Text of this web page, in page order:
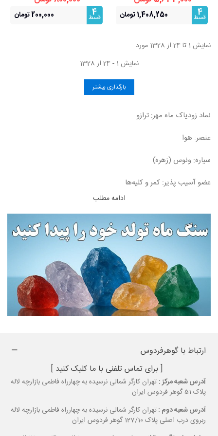
عاطفی
4
قسط 1,408,250 تومان
4
قسط 200,000 تومان
نمایش 1 تا 24 از 1328 مورد
نمایش 1 - 24 از 1328
بارگذاری بیشتر
نماد زودیاک ماه مهر: ترازو
عنصر: هوا
سیاره: ونوس (زهره)
عضو آسیب پذیر: کمر و کلیه‌ها
اعداد شانس: 6 و 9
رنگ: آبی و بنفش
گل: سرخ
حیوان: خزندگان
معرفی نماد زودیاک ماه مهر
افراد متولد ماه مهر (ترازو) تحت تأثیر سیاره ونوس و عنصر هوا قرار
ادامه مطلب
ارتباط با گوهرفردوس
[ برای تماس تلفنی با ما کلیک کنید ]
آدرس شعبه مرکز : تهران کارگر شمالی نرسیده به چهارراه فاطمی بازارچه لاله
پلاک 51 گوهر فردوس ایران
آدرس شعبه دوم :تهران کارگر شمالی نرسیده به چهارراه فاطمی بازارچه لاله
ربروی درب اصلی پلاک 127/10 گوهر فردوس ایران